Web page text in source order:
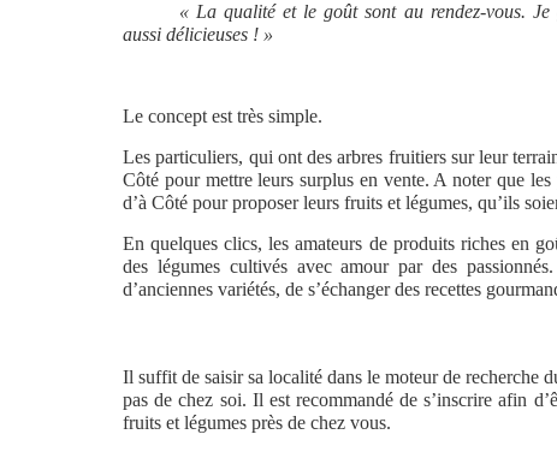
« La qualité et le goût sont au rendez-vous. Je
aussi délicieuses ! »
Le concept est très simple.
Les particuliers, qui ont des arbres fruitiers sur leur
Côté pour mettre leurs surplus en vente. A noter que
d’à Côté pour proposer leurs fruits et légumes, qu’ils
En quelques clics, les amateurs de produits riches en
des légumes cultivés avec amour par des
d’anciennes variétés, de s’échanger des recettes
Il suffit de saisir sa localité dans le moteur de recherche
pas de chez soi. Il est recommandé de s’inscrire afin
fruits et légumes près de chez vous.